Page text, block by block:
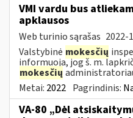
VMI vardu bus
apklausos
Web turinio sąrašas 2022-
Valstybinė mokesčių
informuoja, jog š. m.
mokesčių
Metai: 2022 Pagrindinis:
VA-80 „Dėl